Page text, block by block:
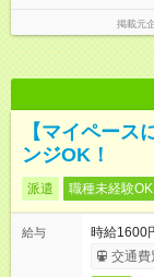
掲載元
【マイペース
ンジOK！
派遣 職種未経験OK
給与
時給1600
交通費